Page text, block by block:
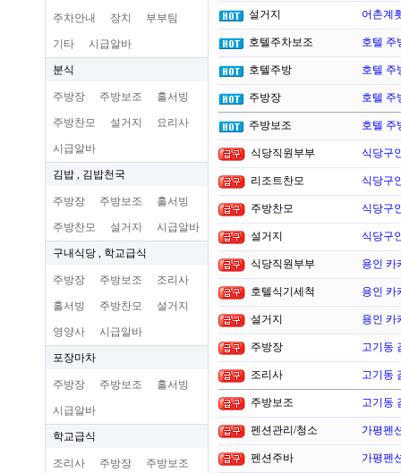
주차안내 장치 부부팀
기타 시급알바
분식
주방장 주방보조 홀서빙
주방찬모 설거지 요리사
시급알바
김밥 , 김밥천국
주방장 주방보조 홀서빙
주방찬모 설거지 시급알바
구내식당 , 학교급식
주방장 주방보조 조리사
홀서빙 주방찬모 설거지
영양사 시급알바
포장마차
주방장 주방보조 홀서빙
시급알바
학교급식
조리사 주방장 주방보조
설거지 어촌계
호텔주차보조 호텔 주
호텔주방 호텔 주
주방장 호텔 주
주방보조 호텔 주
식당직원부부 식당구
리조트찬모 식당구
주방찬모 식당구
설거지 식당구
식당직원부부 용인 카
호텔식기세척 용인 카
설거지 용인 카
주방장 고기동
조리사 고기동
주방보조 고기동
펜션관리/청소 가평펜
펜션주바 가평펜